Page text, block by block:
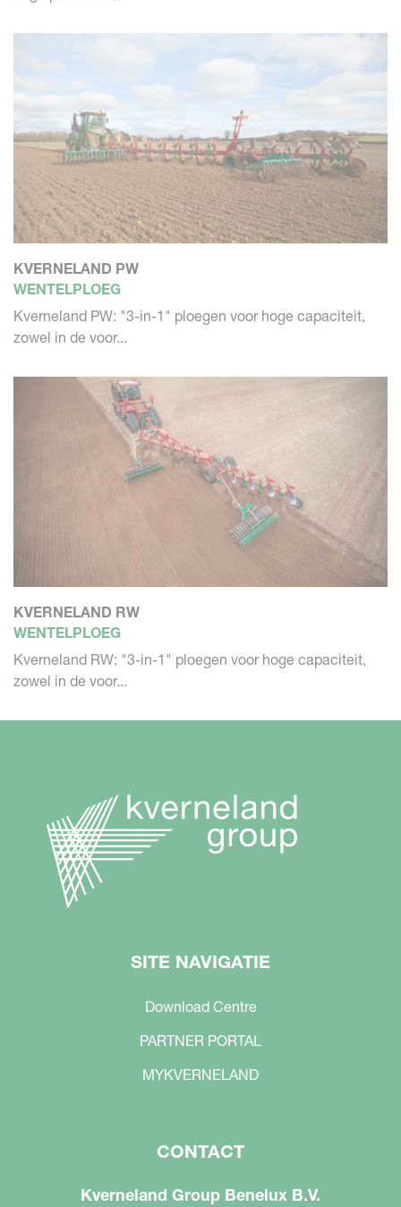
KVERNELAND PW
WENTELPLOEG
Kverneland PW: "3-in-1" ploegen voor hoge capaciteit,
zowel in de voor...
KVERNELAND RW
WENTELPLOEG
Kverneland RW: "3-in-1" ploegen voor hoge capaciteit,
zowel in de voor...
SITE NAVIGATIE
Download Centre
PARTNER PORTAL
MYKVERNELAND
CONTACT
Kverneland Group Benelux B.V.